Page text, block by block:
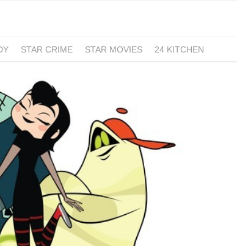
STAR CRIME STAR MOVIES
24 KITCHEN